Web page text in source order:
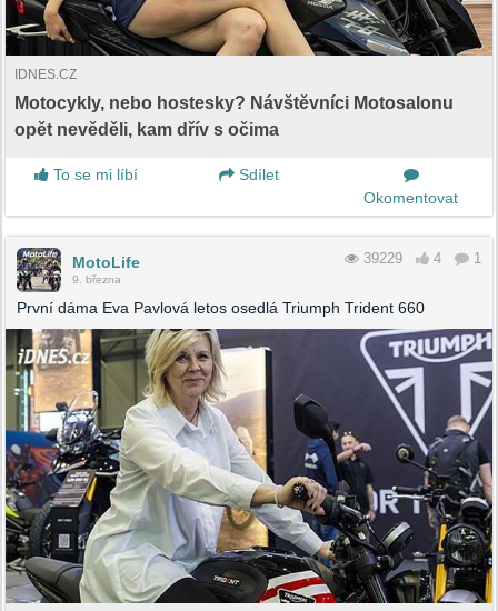
IDNES.CZ
Motocykly, nebo hostesky? Návštěvníci Motosalonu
opět nevěděli, kam dřív s očima
To se mi líbí
Sdílet
Okomentovat
MotoLife
9. března
39229 4 1
První dáma Eva Pavlová letos osedlá Triumph Trident 660